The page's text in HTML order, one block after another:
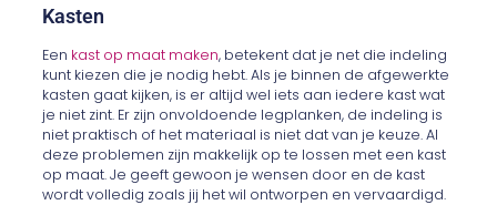
Kasten
Een kast op maat maken, betekent dat je net die indeling
kunt kiezen die je nodig hebt. Als je binnen de afgewerkte
kasten gaat kijken, is er altijd wel iets aan iedere kast wat
je niet zint. Er zijn onvoldoende legplanken, de indeling is
niet praktisch of het materiaal is niet dat van je keuze. Al
deze problemen zijn makkelijk op te lossen met een kast
op maat. Je geeft gewoon je wensen door en de kast
wordt volledig zoals jij het wil ontworpen en vervaardigd.